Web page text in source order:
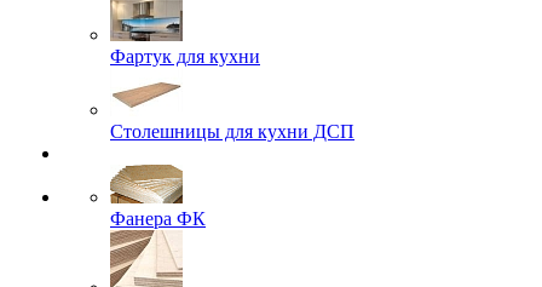
Фартук для кухни
Столешницы для кухни ДСП
Фанера ФК